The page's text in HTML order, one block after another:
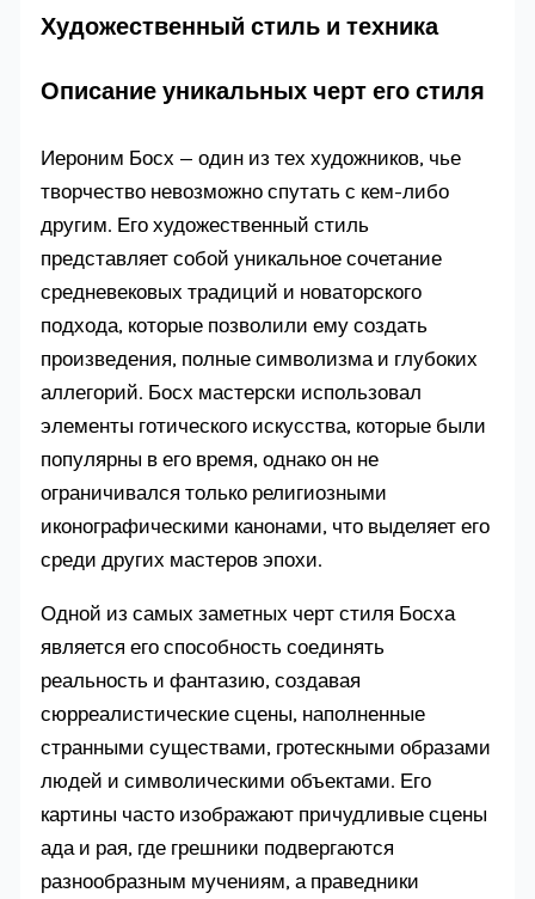
Художественный стиль и техника
Описание уникальных черт его стиля
Иероним Босх — один из тех художников, чье
творчество невозможно спутать с кем-либо
другим. Его художественный стиль
представляет собой уникальное сочетание
средневековых традиций и новаторского
подхода, которые позволили ему создать
произведения, полные символизма и глубоких
аллегорий. Босх мастерски использовал
элементы готического искусства, которые были
популярны в его время, однако он не
ограничивался только религиозными
иконографическими канонами, что выделяет его
среди других мастеров эпохи.
Одной из самых заметных черт стиля Босха
является его способность соединять
реальность и фантазию, создавая
сюрреалистические сцены, наполненные
странными существами, гротескными образами
людей и символическими объектами. Его
картины часто изображают причудливые сцены
ада и рая, где грешники подвергаются
разнообразным мучениям, а праведники